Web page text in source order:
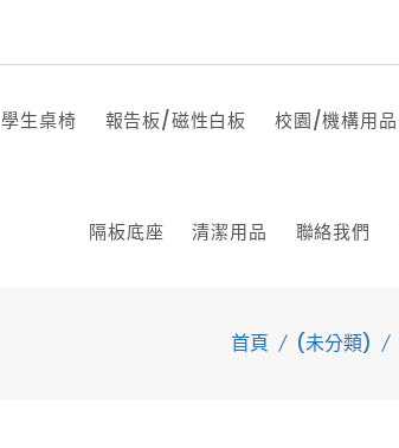
學生桌椅 報告板/磁性白板 校園/機構用品
隔板底座 清潔用品 聯絡我們
首頁 (未分類)